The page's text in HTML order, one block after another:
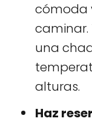
cómoda
caminar.
una
alturas.
Haz